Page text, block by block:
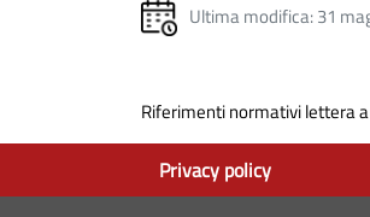
Ultima modifica: 31
Riferimenti normativi lettera
Privacy policy